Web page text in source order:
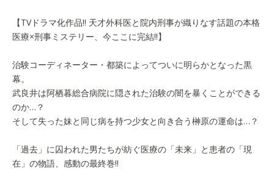
【TVドラマ化作品!! 天才外科医と院内刑事が織りなす話題の本格
医療×刑事ミステリー、今ここに完結!!】
治験コーディネーター・都築によってついに明らかとなった黒
幕。
武良井は阿栖暮総合病院に隠された治験の闇を暴くことができる
のか…？
そして失った妹と同じ病を持つ少女と向き合う榊原の運命は…？
「過去」に囚われた男たちが紡ぐ医療の「未来」と患者の「現
在」の物語、感動の最終巻!!